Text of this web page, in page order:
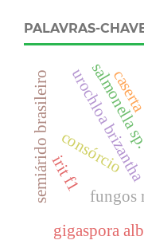
PALAVRAS-
fungos
urochloa
consórcio
gigaspora
irit f1
semiárido brasileiro